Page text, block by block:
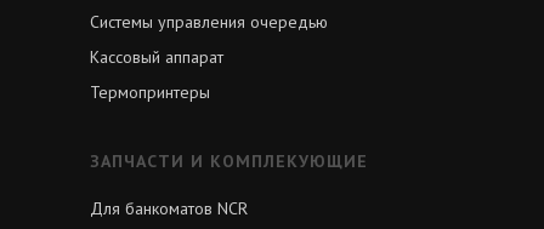
ЗАПЧАСТИ И КОМПЛЕКУЮЩИЕ
Для банкоматов NCR
Системы управления очередью
Кассовый аппарат
Термопринтеры